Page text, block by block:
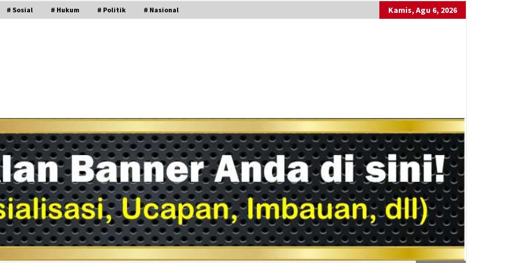
# Sosial # Hukum # Politik # Nasional Kamis, Agu 6, 2026